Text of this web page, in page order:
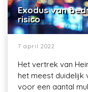
Exodus van
risico
7 april 2022
Het vertrek van
het meest duidelijk
voor een aantal